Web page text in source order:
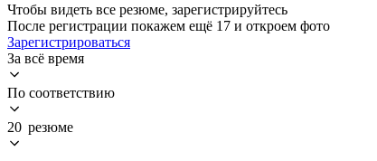
Чтобы видеть все резюме, зарегистрируйтесь
После регистрации покажем ещё 17 и откроем фото
Зарегистрироваться
За всё время
По соответствию
20 резюме